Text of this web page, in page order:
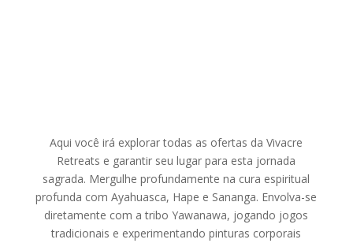
Aqui você irá explorar todas as ofertas da Vivacre
Retreats e garantir seu lugar para esta jornada
sagrada. Mergulhe profundamente na cura espiritual
profunda com Ayahuasca, Hape e Sananga. Envolva-se
diretamente com a tribo Yawanawa, jogando jogos
tradicionais e experimentando pinturas corporais